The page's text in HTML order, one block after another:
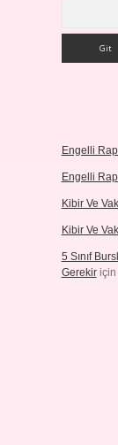
Engelli
Engelli
Kibir Ve
Kibir Ve
5 Sınıf
Gerekiriçin